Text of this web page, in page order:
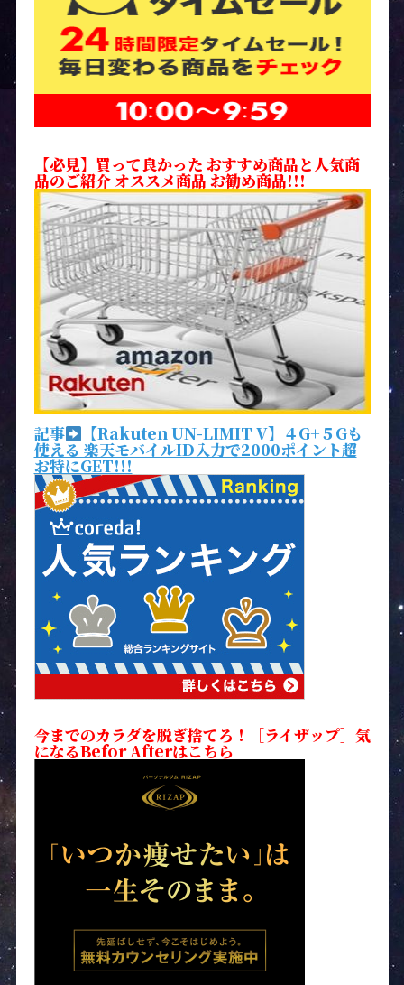
【必見】買って良かった おすすめ商品と人気商
品のご紹介 オススメ商品 お勧め商品!!!
記事 【Rakuten UN-LIMIT V】４G+５Gも
使える 楽天モバイルID入力で2000ポイント超
お特にGET!!!
今までのカラダを脱ぎ捨てろ！［ライザップ］気
になるBefor Afterはこちら